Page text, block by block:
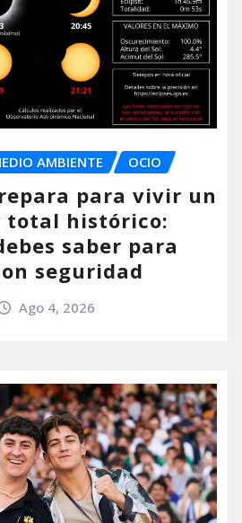
AMBIENTE OCIO
para vivir un
total histórico:
saber para
seguridad
Ago 4, 2026